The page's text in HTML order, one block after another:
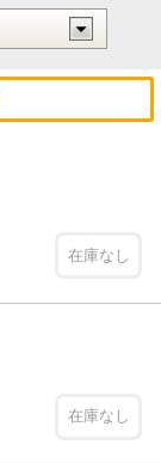
在庫なし
在庫なし